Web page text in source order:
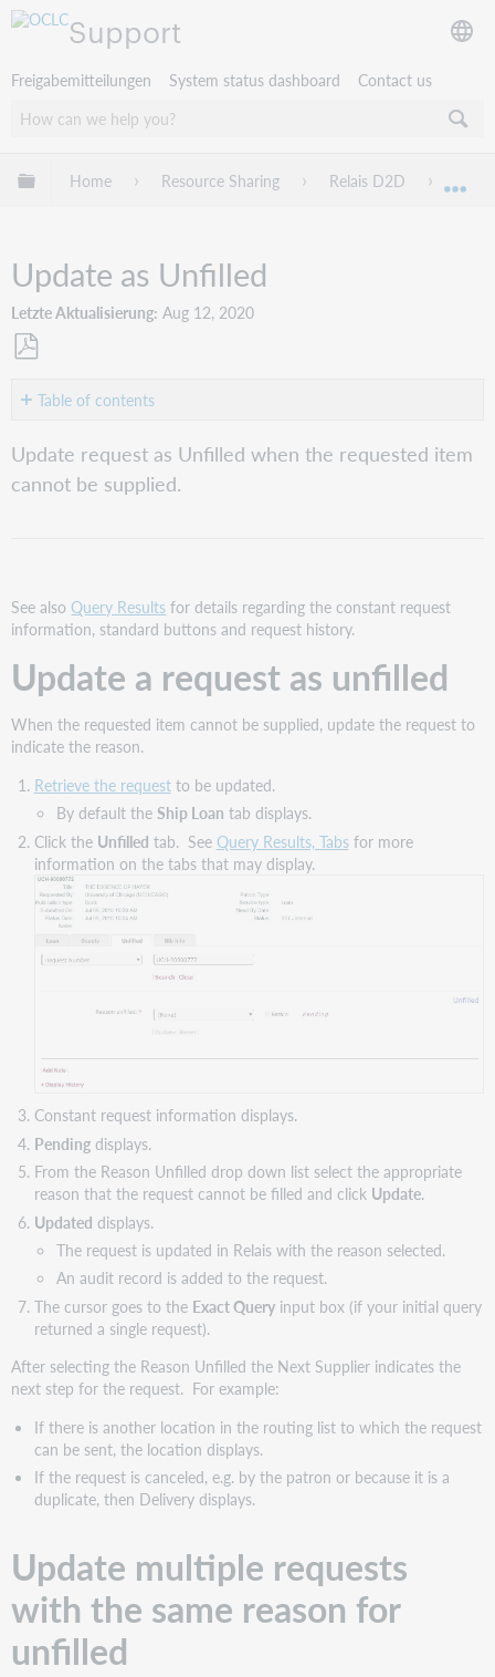
Support
Freigabemitteilungen System status dashboard Contact us
Globale Hierarchie expandieren/verbergen
Home Resource Sharing Relais D2D For
Update as Unfilled
Letzte Aktualisierung Aug 12, 2020
PDFTable of contents
Update
a
request
requests
with
same
reason
unfilled
Update request as Unfilled when the requested item
cannot be supplied.
See also Query Results for details regarding the constant request
information, standard buttons and request history.
Update a request as unfilled
When the requested item cannot be supplied, update the request to
indicate the reason.
Retrieve the requestto be updated.
By default the Ship Loan tab displays.
Click the Unfilled tab. See Query Results, Tabsfor more
information on the tabs that may display.
Constant request information displays.
Pendingdisplays.
From the Reason Unfilled drop down list select the appropriate
reason that the request cannot be filled and click Update.
Updated displays.
The request is updated in Relais with the reason selected.
An audit record is added to the request.
The cursor goes to the Exact Queryinput box (if your initial query
returned a single request).
After selecting the Reason Unfilled the Next Supplier indicates the
next step for the request. For example:
If there is another location in the routing list to which the request
can be sent, the location displays.
If the request is canceled, e.g. by the patron or because it is a
duplicate, then Delivery displays.
Update multiple requests
with the same reason for
unfilled